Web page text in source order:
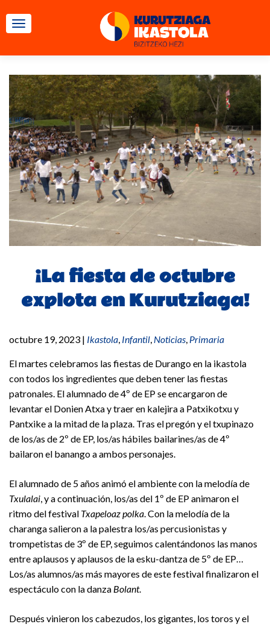
CAMBIAR NAVEGACIÓN
¡La fiesta de octubre
explota en Kurutziaga!
octubre 19, 2023 | Ikastola, Infantil, Noticias, Primaria
El martes celebramos las fiestas de Durango en la ikastola
con todos los ingredientes que deben tener las fiestas
patronales. El alumnado de 4º de EP se encargaron de
levantar el Donien Atxa y traer en kalejira a Patxikotxu y
Pantxike a la mitad de la plaza. Tras el pregón y el txupinazo
de los/as de 2º de EP, los/as hábiles bailarines/as de 4º
bailaron el banango a ambos personajes.
El alumnado de 5 años animó el ambiente con la melodía de
Txulalai, y a continuación, los/as del 1º de EP animaron el
ritmo del festival Txapeloaz polka. Con la melodía de la
charanga salieron a la palestra los/as percusionistas y
trompetistas de 3º de EP, seguimos calentándonos las manos
entre aplausos y aplausos de la esku-dantza de 5º de EP…
Los/as alumnos/as más mayores de este festival finalizaron el
espectáculo con la danza Bolant.
Después vinieron los cabezudos, los gigantes, los toros y el